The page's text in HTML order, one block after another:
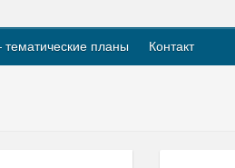
планы Контакт